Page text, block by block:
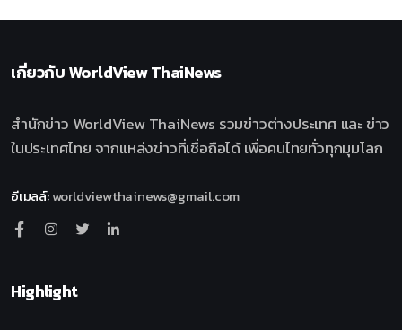
เกี่ยวกับWorldView ThaiNews
สำนักข่าว WorldView ThaiNews รวมข่าวต่างประเทศ และ ข่าว
ในประเทศไทย จากแหล่งข่าวที่เชื่อถือได้ เพื่อคนไทยทั่วทุกมุมโลก
อีเมลล์:worldviewthainews@gmail.com
Highlight